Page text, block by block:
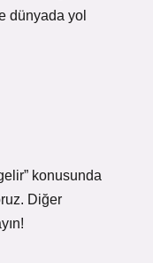
dünyada yol
konusunda
Diğer